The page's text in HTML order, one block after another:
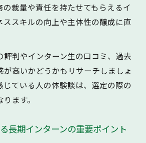
ーンで効率よく成長する応募ポ
ト長期インターンの成長メリッ
が成長に与える具体的効果
の裁量や責任を持たせてもらえるイ
ススキルの向上や主体性の醸成に直
評判やインターン生の口コミ、過去
が高いかどうかもリサーチしましょ
じている人の体験談は、選定の際の
ます。
長期インターンの重要ポイント